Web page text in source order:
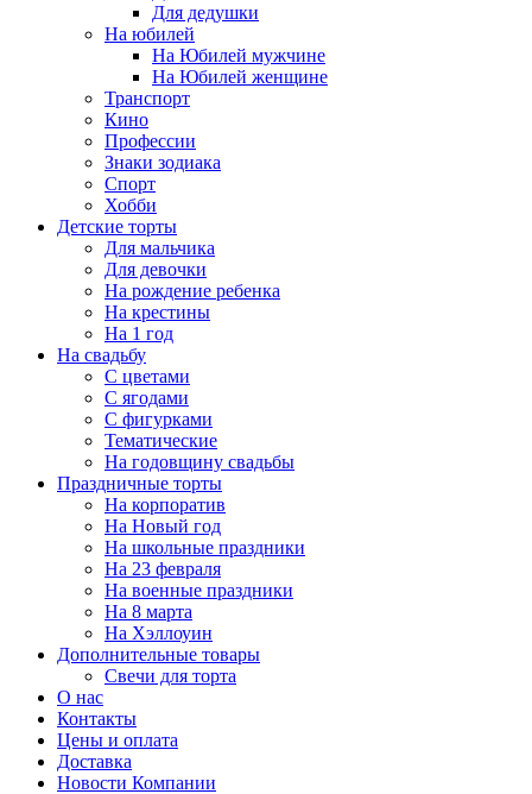
Для дедушки
На юбилей
На Юбилей мужчине
На Юбилей женщине
Транспорт
Кино
Профессии
Знаки зодиака
Спорт
Хобби
Детские торты
Для мальчика
Для девочки
На рождение ребенка
На крестины
На 1 год
На свадьбу
С цветами
С ягодами
С фигурками
Тематические
На годовщину свадьбы
Праздничные торты
На корпоратив
На Новый год
На школьные праздники
На 23 февраля
На военные праздники
На 8 марта
На Хэллоуин
Дополнительные товары
Свечи для торта
О нас
Контакты
Цены и оплата
Доставка
Новости Компании